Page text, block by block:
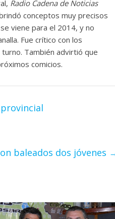
Radio Cadena de Noticias
conceptos muy precisos
viene para el 2014, y no
Fue crítico con los
También advirtió que
comicios.
baleados dos jóvenes